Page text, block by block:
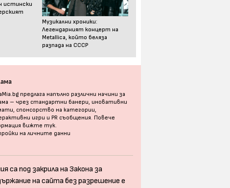
истински
Музикални хроники:
Легендарният концерт на
Metallica, който беляза
разпада на СССР
предлага напълно различни начини за
– чрез стандартни банери, иновативни
спонсорство на категории,
игри и PR съобщения. Повече
вижте тук.
на личните данни
са под закрила на Закона за
на сайта без разрешение е